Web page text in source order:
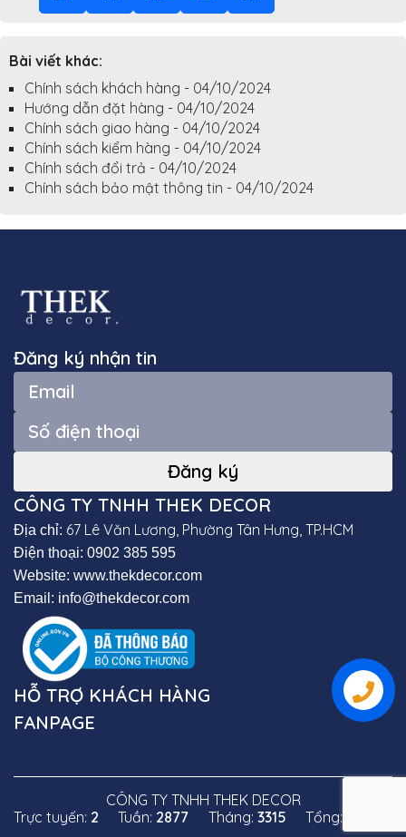
Bài viết khác:
Chính sách khách hàng - 04/10/2024
Hướng dẫn đặt hàng - 04/10/2024
Chính sách giao hàng - 04/10/2024
Chính sách kiểm hàng - 04/10/2024
Chính sách đổi trả - 04/10/2024
Chính sách bảo mật thông tin - 04/10/2024
Đăng ký nhận tin
CÔNG TY TNHH THEK DECOR
Địa chỉ: 67 Lê Văn Lương, Phường Tân Hưng, TP.HCM
Điện thoại: 0902 385 595
Website: www.thekdecor.com
Email: info@thekdecor.com
HỖ TRỢ KHÁCH HÀNG
FANPAGE
CÔNG TY TNHH THEK DECOR
Trực tuyến: 2 Tuần: 2877 Tháng: 3315 Tổng: